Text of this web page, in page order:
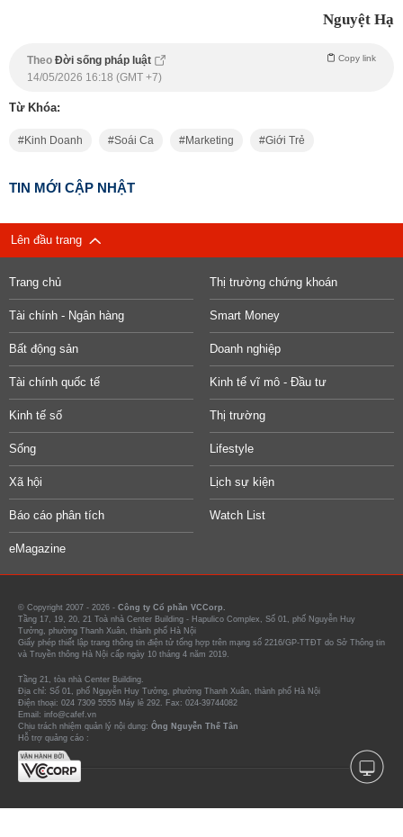
Nguyệt Hạ
Theo Đời sống pháp luật Copy link
14/05/2026 16:18 (GMT +7)
Từ Khóa:
Kinh Doanh Soái Ca Marketing Giới Trẻ
TIN MỚI CẬP NHẬT
Lên đầu trang
Trang chủ Thị trường chứng khoán
Tài chính - Ngân hàng Smart Money
Bất động sản Doanh nghiệp
Tài chính quốc tế Kinh tế vĩ mô - Đầu tư
Kinh tế số Thị trường
Sống Lifestyle
Xã hội Lịch sự kiện
Báo cáo phân tích Watch List
eMagazine
© Copyright 2007 - 2026 - Công ty Cổ phần VCCorp.
Tầng 17, 19, 20, 21 Toà nhà Center Building - Hapulico Complex, Số 01, phố Nguyễn Huy
Tưởng, phường Thanh Xuân, thành phố Hà Nội
Giấy phép thiết lập trang thông tin điện tử tổng hợp trên mạng số 2216/GP-TTĐT do Sở Thông tin
và Truyền thông Hà Nội cấp ngày 10 tháng 4 năm 2019.
Tầng 21, tòa nhà Center Building.
Địa chỉ: Số 01, phố Nguyễn Huy Tưởng, phường Thanh Xuân, thành phố Hà Nội
Điện thoại: 024 7309 5555 Máy lẻ 292. Fax: 024-39744082
Email: info@cafef.vn
Chịu trách nhiệm quản lý nội dung: Ông Nguyễn Thế Tân
Hỗ trợ quảng cáo :